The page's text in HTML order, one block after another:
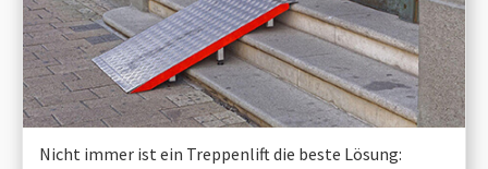
Nicht immer ist ein Treppenlift die beste Lösung: